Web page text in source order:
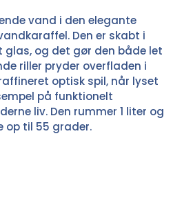
vand i den elegante
Den er skabt i
og det gør den både let
riller pryder overfladen i
optisk spil, når lyset
på funktionelt
liv. Den rummer 1 liter og
op til 55 grader.